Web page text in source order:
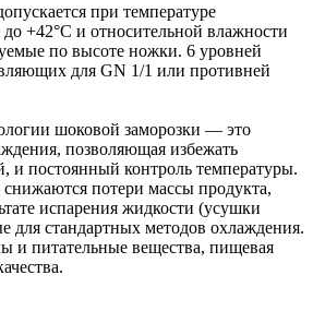
при температуре
+42°С и относительной влажности
по высоте ножки. 6 уровней
для GN 1/1 или противней
шоковой заморозки — это
позволяющая избежать
и постоянный контроль температуры.
потери массы продукта,
испарения жидкости (усушки
для стандартных методов охлаждения.
и питательные вещества, пищевая